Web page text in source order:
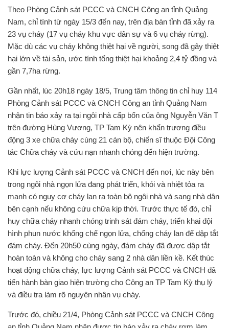
Theo Phòng Cảnh sát PCCC và CNCH Công an tỉnh Quảng
Nam, chỉ tính từ ngày 15/3 đến nay, trên địa bàn tỉnh đã xảy ra
23 vụ cháy (17 vụ cháy khu vực dân sự và 6 vụ cháy rừng).
Mặc dù các vụ cháy không thiệt hại về người, song đã gây thiệt
hại lớn về tài sản, ước tính tổng thiệt hại khoảng 2,4 tỷ đồng và
gần 7,7ha rừng.
Gần nhất, lúc 20h18 ngày 18/5, Trung tâm thông tin chỉ huy 114
Phòng Cảnh sát PCCC và CNCH Công an tỉnh Quảng Nam
nhận tin báo xảy ra tại ngôi nhà cấp bốn của ông Nguyễn Văn T
trên đường Hùng Vương, TP Tam Kỳ nên khẩn trương điều
động 3 xe chữa cháy cùng 21 cán bộ, chiến sĩ thuộc Đội Công
tác Chữa cháy và cứu nạn nhanh chóng đến hiện trường.
Khi lực lượng Cảnh sát PCCC và CNCH đến nơi, lúc này bên
trong ngôi nhà ngọn lửa đang phát triển, khói và nhiệt tỏa ra
mạnh có nguy cơ cháy lan ra toàn bộ ngôi nhà và sang nhà dân
bên cạnh nếu không cứu chữa kịp thời. Trước thực tế đó, chỉ
huy chữa cháy nhanh chóng trinh sát đám cháy, triển khai đội
hình phun nước khống chế ngọn lửa, chống cháy lan để dập tắt
đám cháy. Đến 20h50 cùng ngày, đám cháy đã được dập tắt
hoàn toàn và không cho cháy sang 2 nhà dân liền kề. Kết thúc
hoạt động chữa cháy, lực lượng Cảnh sát PCCC và CNCH đã
tiến hành bàn giao hiện trường cho Công an TP Tam Kỳ thụ lý
và điều tra làm rõ nguyên nhân vụ cháy.
Trước đó, chiều 21/4, Phòng Cảnh sát PCCC và CNCH Công